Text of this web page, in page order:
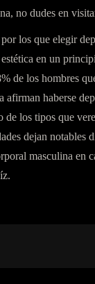
no dudes en
los que elegir
en un
de los hombres
afirman haberse
de los tipos que
dejan notables
masculina en